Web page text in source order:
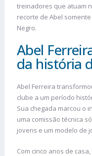
treinadores que atuam
recorte de Abel
Negro.
Abel
da história
Abel Ferreira
clube a um período
Sua chegada marcou o
uma comissão técnica
jovens e um modelo de
Com cinco anos de